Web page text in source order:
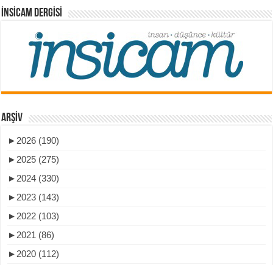
İNSICAM DERGISI
ARŞIV
► 2026 (190)
► 2025 (275)
► 2024 (330)
► 2023 (143)
► 2022 (103)
► 2021 (86)
► 2020 (112)